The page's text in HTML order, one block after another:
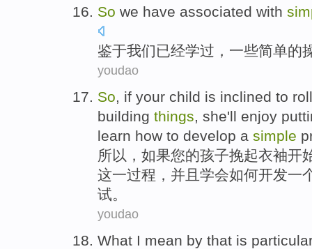
So we have associated with
鉴于我们已经学过，一些简单的
youdao
So, if your child is inclined to
building things, she'll enjoy
learn how to develop a simple
所以 ， 如果您的孩子挽起衣袖开
这一过程， 并且 学会如何开发一
试。
youdao
What I mean by that is